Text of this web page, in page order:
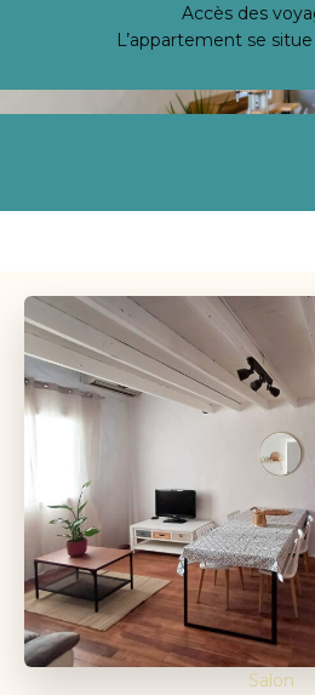
Accès des
L’appartement se
Salon